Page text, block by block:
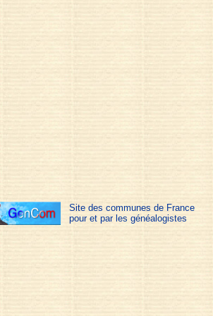
Site des communes de France
pour et par les généalogistes